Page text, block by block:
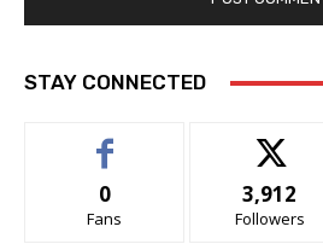
STAY CONNECTED
0
Fans
3,912
Followers